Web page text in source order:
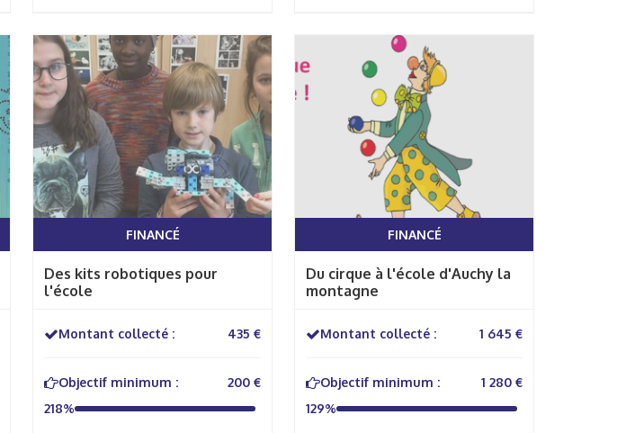
FINANCÉ
Des kits robotiques pour
l'école
Montant collecté : 435 €
Objectif minimum :
200 €
218%
FINANCÉ
Du cirque à l'école d'Auchy la
montagne
Montant collecté : 1 645 €
Objectif minimum :
1 280 €
129%